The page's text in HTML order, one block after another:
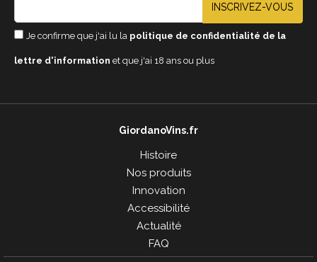
INSCRIVEZ-VOUS
Je confirme que j'ai lu la politique de confidentialité de la
lettre d'information et que j'ai 18 ans ou plus
GiordanoVins.fr
Histoire
Nos produits
Innovation
Accessibilité
Actualité
FAQ